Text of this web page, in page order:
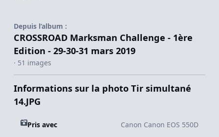
Depuis l’album :
CROSSROAD Marksman Challenge - 1ère
Edition - 29-30-31 mars 2019
· 51 images
Informations sur la photo Tir simultané
14.JPG
Pris avec Canon Canon EOS 550D